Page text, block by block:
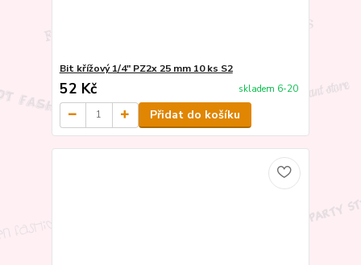
Bit křížový 1/4" PZ2x 25 mm 10 ks S2
52 Kč skladem 6-20
Přidat do košíku